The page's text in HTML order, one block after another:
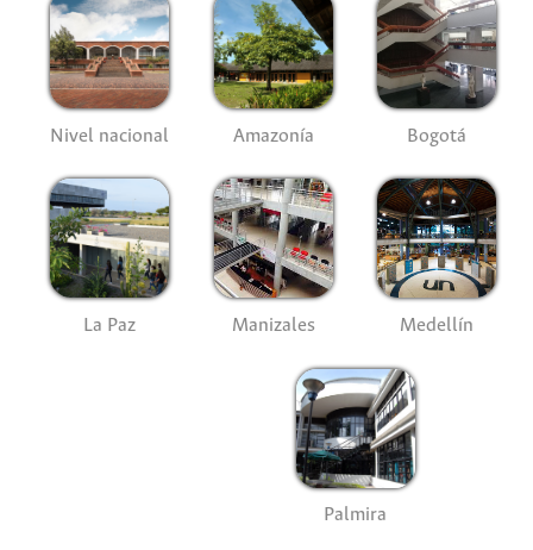
Nivel nacional Amazonía Bogotá
La Paz Manizales Medellín
Palmira